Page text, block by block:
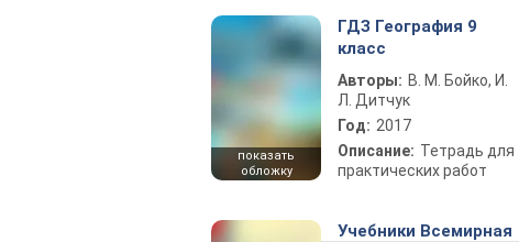
показать
обложку
ГДЗ География 9
класс
Авторы: В. М. Бойко, И.
Л. Дитчук
Год: 2017
Описание: Тетрадь для
практических работ
Учебники Всемирная